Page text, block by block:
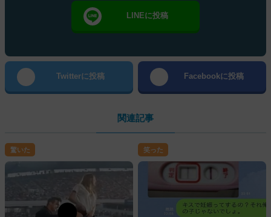
LINEに投稿
Twitterに投稿 Facebookに投稿
関連記事
驚いた 笑った